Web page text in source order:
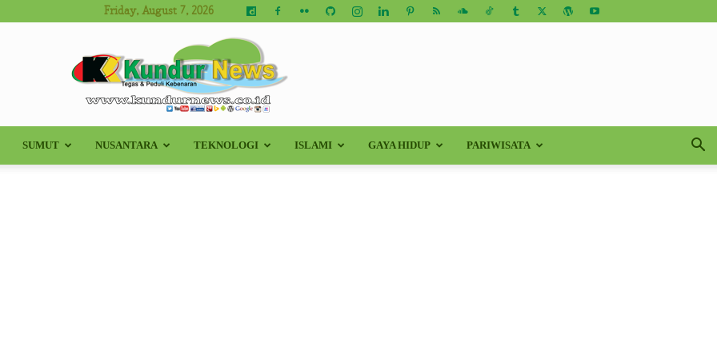
Friday, August 7, 2026
Kundur
SUMUT NUSANTARA TEKNOLOGI ISLAMI GAYA HIDUP PARIWISATA